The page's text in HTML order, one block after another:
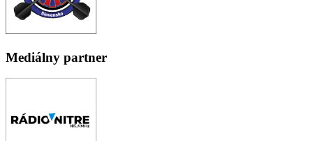
Mediálny partner